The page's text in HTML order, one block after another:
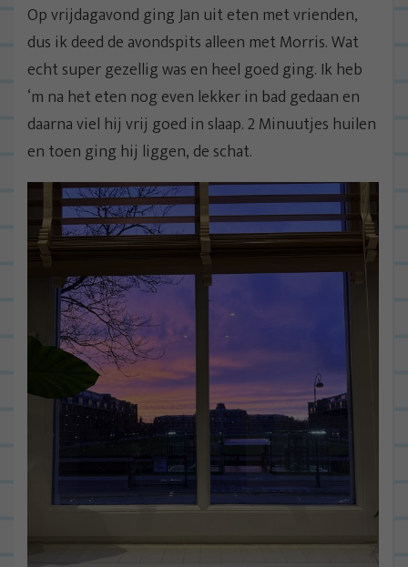
Op vrijdagavond ging Jan uit eten met vrienden,
dus ik deed de avondspits alleen met Morris. Wat
echt super gezellig was en heel goed ging. Ik heb
‘m na het eten nog even lekker in bad gedaan en
daarna viel hij vrij goed in slaap. 2 Minuutjes huilen
en toen ging hij liggen, de schat.